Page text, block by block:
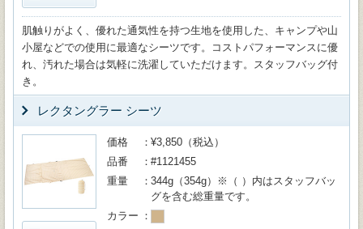
肌触りがよく、優れた通気性を持つ生地を使用した、キャンプや山
小屋などでの使用に最適なシーツです。コストパフォーマンスに優
れ、汚れた場合は気軽に洗濯していただけます。スタッフバッグ付
き。
レクタングラー シーツ
価格
¥3,850（税込）
品番
#1121455
重量
344g（354g）※（ ）内はスタッフバッ
グを含む総重量です。
カラー